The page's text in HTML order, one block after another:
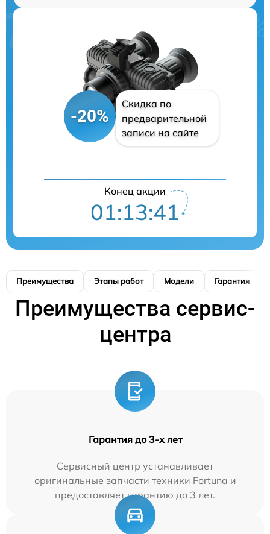
-20%
Скидка по
предварительной
записи на сайте
Конец акции
01:13:40
Преимущества Этапы работ Модели Гарантия
Преимущества сервис-
центра
Гарантия до 3-х лет
Сервисный центр устанавливает
оригинальные запчасти техники Fortuna и
предоставляет гарантию до 3 лет.